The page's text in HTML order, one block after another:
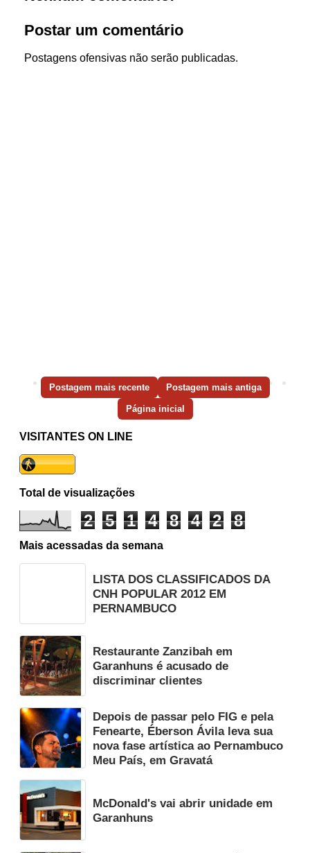
Postar um comentário
Postagens ofensivas não serão publicadas.
Postagem mais recente Postagem mais antiga
Página inicial
VISITANTES ON LINE
Total de visualizações
2 5 1 4 8 4 2 8
Mais acessadas da semana
LISTA DOS CLASSIFICADOS DA
CNH POPULAR 2012 EM
PERNAMBUCO
Restaurante Zanzibah em
Garanhuns é acusado de
discriminar clientes
Depois de passar pelo FIG e pela
Fenearte, Éberson Ávila leva sua
nova fase artística ao Pernambuco
Meu País, em Gravatá
McDonald's vai abrir unidade em
Garanhuns